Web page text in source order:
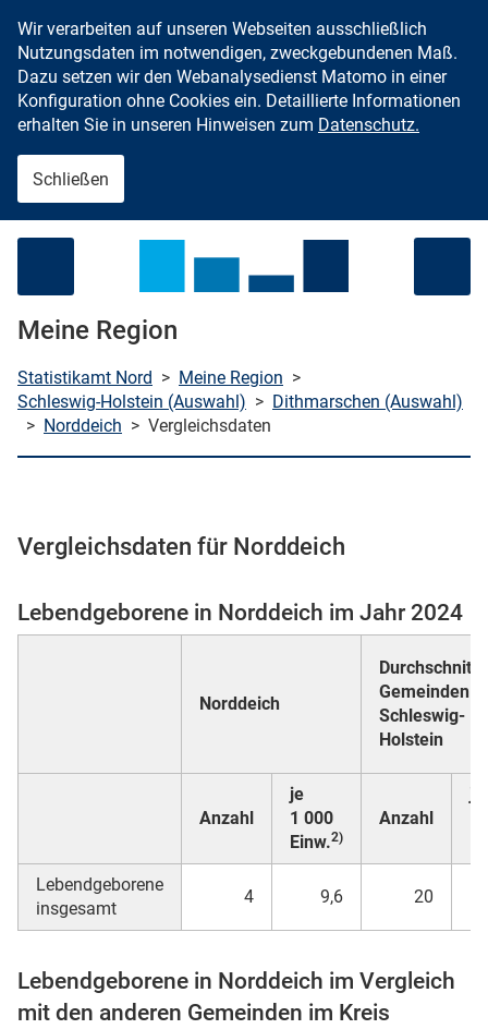
Zum Inhalt springen
Wir verarbeiten auf unseren Webseiten ausschließlich
Nutzungsdaten im notwendigen, zweckgebundenen Maß.
Dazu setzen wir den Webanalysedienst Matomo in einer
Konfiguration ohne Cookies ein. Detaillierte Informationen
erhalten Sie in unseren Hinweisen zum Datenschutz.
Schließen
Meine Region
Statistikamt Nord > Meine Region >
Schleswig-Holstein (Auswahl) > Dithmarschen (Auswahl)
> Norddeich > Vergleichsdaten
Vergleichsdaten für Norddeich
Lebendgeborene in Norddeich im Jahr 2024
Norddeich
Durchschnitt
Gemeinden in
Schleswig-
Holstein
Anzahl
je
1 000
Einw.2)
Anzahl
Lebendgeborene
insgesamt
4 9,6 20
Lebendgeborene in Norddeich im Vergleich
mit den anderen Gemeinden im Kreis